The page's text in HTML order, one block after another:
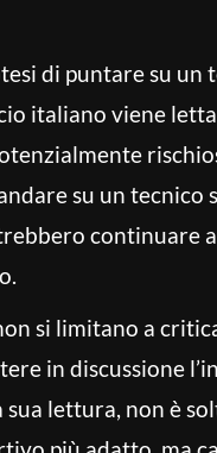
di puntare su un
italiano viene
su un tecnico
continuare
si limitano a
in discussione
lettura, non è